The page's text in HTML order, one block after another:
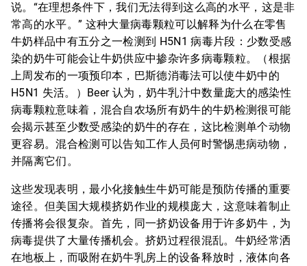
说。“在理想条件下，我们无法得到这么高的水平，这是非
常高的水平。” 这种大量病毒颗粒可以解释为什么在零售
牛奶样品中有五分之一检测到 H5N1 病毒片段：少数受感
染的奶牛可能会让牛奶供应中掺杂许多病毒颗粒。（根据
上周发布的一项预印本，巴斯德消毒法可以使牛奶中的
H5N1 失活。）Beer 认为，奶牛乳汁中数量庞大的感染性
病毒颗粒意味着，混合自农场所有奶牛的牛奶检测很可能
会揭示甚至少数受感染的奶牛的存在，这比检测单个动物
更容易。混合检测可以告知工作人员何时警惕患病动物，
并隔离它们。
这些发现表明，最小化接触生牛奶可能是预防传播的重要
途径。但美国大规模挤奶作业的规模庞大，这意味着制止
传播将会很复杂。首先，同一挤奶设备用于许多奶牛，为
病毒提供了大量传播机会。挤奶过程很混乱。牛奶经常洒
在地板上，而吸附在奶牛乳房上的设备释放时，液体向各